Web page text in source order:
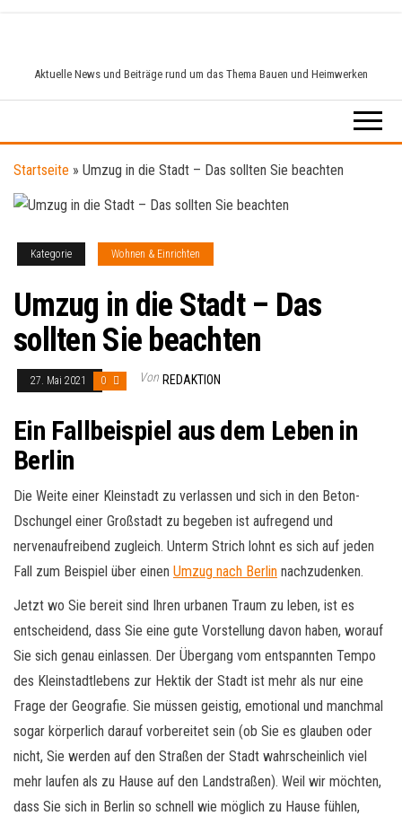
springenAktuelle News und Beiträge rund um das Thema Bauen und Heimwerken
Startseite » Umzug in die Stadt – Das sollten Sie beachten
Kategorie Wohnen & Einrichten
Umzug in die Stadt – Das
sollten Sie beachten
27. Mai 2021 0 Von REDAKTION
Ein Fallbeispiel aus dem Leben in
Berlin
Die Weite einer Kleinstadt zu verlassen und sich in den Beton-
Dschungel einer Großstadt zu begeben ist aufregend und
nervenaufreibend zugleich. Unterm Strich lohnt es sich auf jeden
Fall zum Beispiel über einen Umzug nach Berlin nachzudenken.
Jetzt wo Sie bereit sind Ihren urbanen Traum zu leben, ist es
entscheidend, dass Sie eine gute Vorstellung davon haben, worauf
Sie sich genau einlassen. Der Übergang vom entspannten Tempo
des Kleinstadtlebens zur Hektik der Stadt ist mehr als nur eine
Frage der Geografie. Sie müssen geistig, emotional und manchmal
sogar körperlich darauf vorbereitet sein (ob Sie es glauben oder
nicht, Sie werden auf den Straßen der Stadt wahrscheinlich viel
mehr laufen als zu Hause auf den Landstraßen). Weil wir möchten,
dass Sie sich in Berlin so schnell wie möglich zu Hause fühlen,